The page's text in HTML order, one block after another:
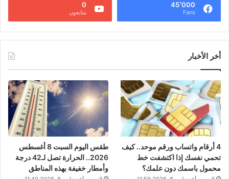
45٬000
Fans
0
متابعون
أخر الأخبار
​
4 أرقام واتساب ورقم موحد.. كيف
تحمي نفسك إذا اكتشفت خط
محمول باسمك دون علمك؟
طقس اليوم السبت 8 أغسطس
2026.. الحرارة تصل لـ42 درجة
وأمطار خفيفة بهذه المناطق